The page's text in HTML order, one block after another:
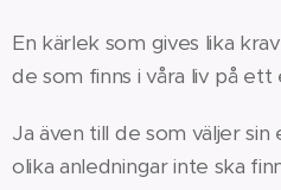
En kärlek som gives lika
de som finns i våra liv på ett
Ja även till de som väljer
olika anledningar inte ska